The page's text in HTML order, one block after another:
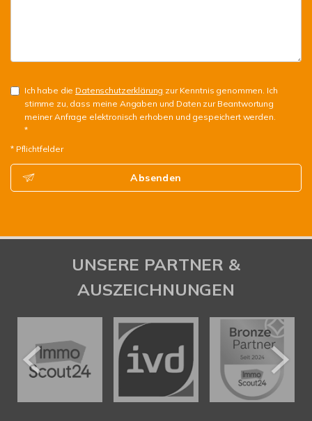
Ich habe die Datenschutzerklärung zur Kenntnis genommen. Ich
stimme zu, dass meine Angaben und Daten zur Beantwortung
meiner Anfrage elektronisch erhoben und gespeichert werden.
*
* Pflichtfelder
Absenden
UNSERE PARTNER &
AUSZEICHNUNGEN